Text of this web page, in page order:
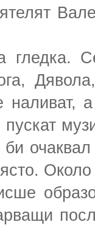
гледка.
наливат,
пускат